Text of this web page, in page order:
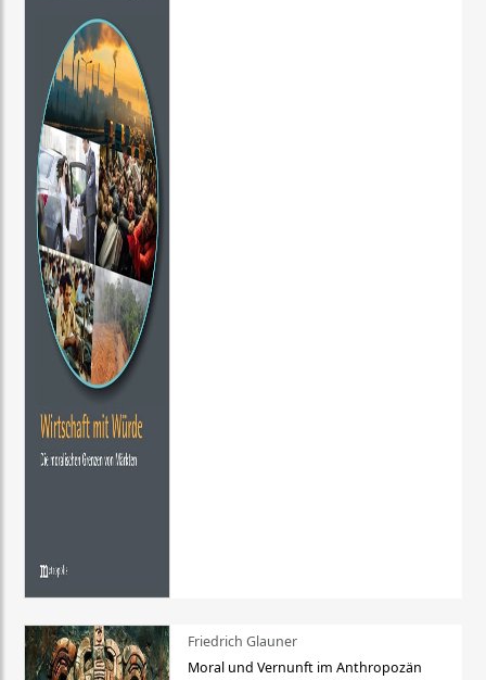
Friedrich Glauner
Moral und Vernunft im Anthropozän